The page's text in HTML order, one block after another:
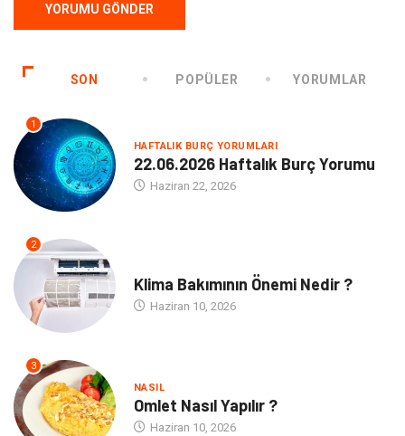
SON POPÜLER YORUMLAR
1
HAFTALIK BURÇ YORUMLARI
22.06.2026 Haftalık Burç Yorumu
Haziran 22, 2026
2
Klima Bakımının Önemi Nedir ?
Haziran 10, 2026
3
NASIL
Omlet Nasıl Yapılır ?
Haziran 10, 2026